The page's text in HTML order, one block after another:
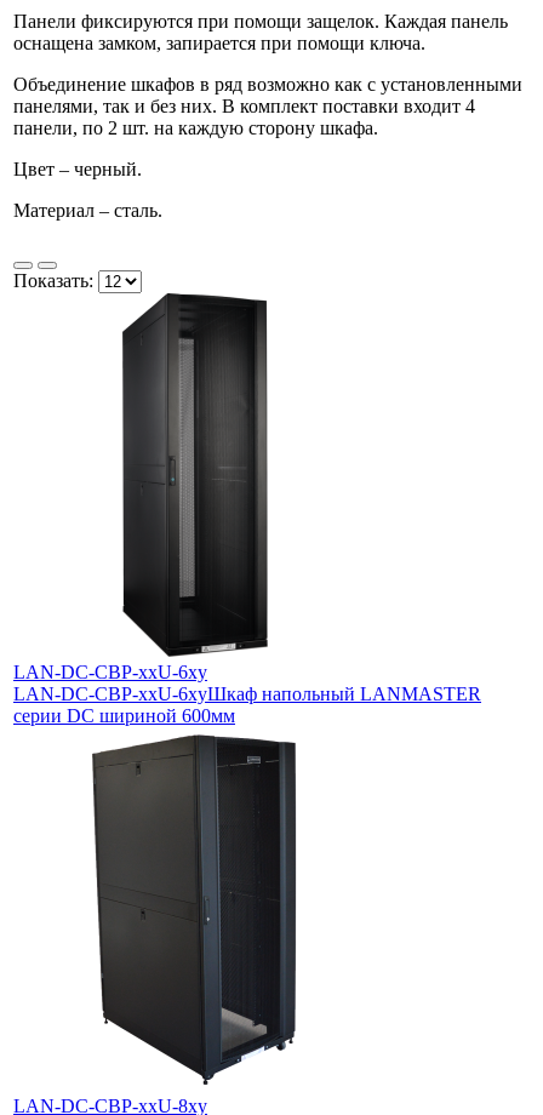
Панели фиксируются при помощи защелок. Каждая панель
оснащена замком, запирается при помощи ключа.
Объединение шкафов в ряд возможно как с установленными
панелями, так и без них. В комплект поставки входит 4
панели, по 2 шт. на каждую сторону шкафа.
Цвет – черный.
Материал – сталь.
Показать:
LAN-DC-CBP-xxU-6xy
LAN-DC-CBP-xxU-6xyШкаф напольный LANMASTER
серии DC шириной 600мм
LAN-DC-CBP-xxU-8xy